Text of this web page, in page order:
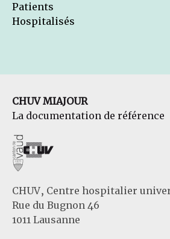
Patients
Hospitalisés
CHUV MIAJOUR
La documentation de référence
CHUV, Centre hospitalier
Rue du Bugnon 46
1011 Lausanne